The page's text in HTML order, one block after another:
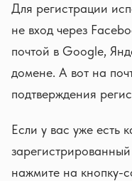
Для регистрации
не вход через
почтой в Google,
домене. А вот на
подтверждения
Если у вас уже есть
нажмите на кнопку-